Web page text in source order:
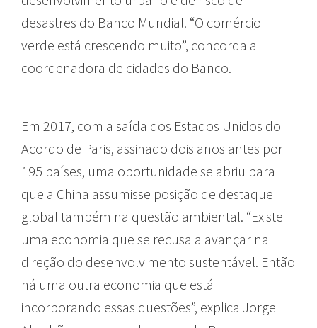
desastres do Banco Mundial. “O comércio
verde está crescendo muito”, concorda a
coordenadora de cidades do Banco.
Em 2017, com a saída dos Estados Unidos do
Acordo de Paris, assinado dois anos antes por
195 países, uma oportunidade se abriu para
que a China assumisse posição de destaque
global também na questão ambiental. “Existe
uma economia que se recusa a avançar na
direção do desenvolvimento sustentável. Então
há uma outra economia que está
incorporando essas questões”, explica Jorge